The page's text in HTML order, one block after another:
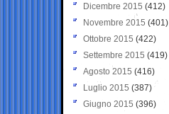
Dicembre 2015 (412)
Novembre 2015 (401)
Ottobre 2015 (422)
Settembre 2015 (419)
Agosto 2015 (416)
Luglio 2015 (387)
Giugno 2015 (396)